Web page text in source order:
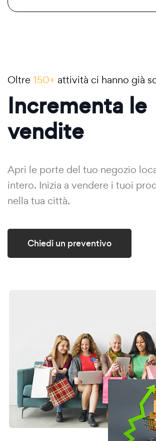
Oltre 150+ attività ci hanno già
Incrementa le
vendite
Apri le porte del tuo negozio
intero. Inizia a vendere i tuoi
nella tua città.
Chiedi un preventivo